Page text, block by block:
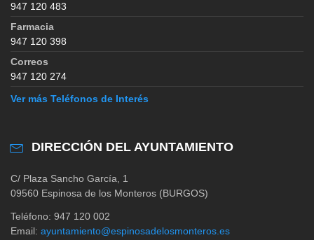
947 120 483
Farmacia
947 120 398
Correos
947 120 274
Ver más Teléfonos de Interés
DIRECCIÓN DEL AYUNTAMIENTO
C/ Plaza Sancho García, 1
09560 Espinosa de los Monteros (BURGOS)
Teléfono: 947 120 002
Email: ayuntamiento@espinosadelosmonteros.es